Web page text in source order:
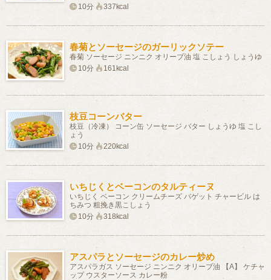
10分
337kcal
春菊とソーセージのガーリックソテー
春菊 ソーセージ ニンニク オリーブ油 塩 こしょう しょうゆ
10分
161kcal
枝豆コーンバター
枝豆（冷凍） コーン缶 ソーセージ バター しょうゆ 塩 こし
ょう
10分
220kcal
いちじくとベーコンのタルティーヌ
いちじく ベーコン クリームチーズ バゲット チャービル は
ちみつ 粗挽き黒こしょう
10分
318kcal
アスパラとソーセージのカレー炒め
アスパラガス ソーセージ ニンニク オリーブ油 【A】 ケチャ
ップ ウスターソース カレー粉